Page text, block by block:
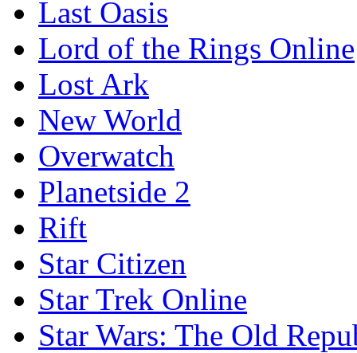
Last Oasis
Lord of the Rings Online
Lost Ark
New World
Overwatch
Planetside 2
Rift
Star Citizen
Star Trek Online
Star Wars: The Old